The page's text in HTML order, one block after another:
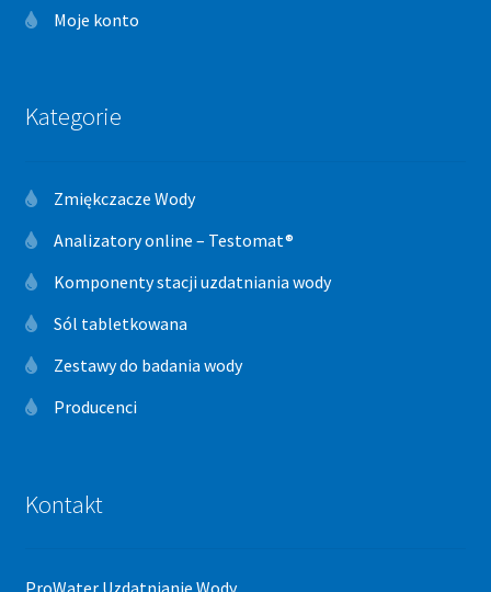
Moje konto
Kategorie
Zmiękczacze Wody
Analizatory online – Testomat®
Komponenty stacji uzdatniania wody
Sól tabletkowana
Zestawy do badania wody
Producenci
Kontakt
ProWater Uzdatnianie Wody